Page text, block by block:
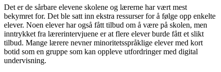
Det er de sårbare elevene skolene og lærerne har vært mest
bekymret for. Det ble satt inn ekstra ressurser for å følge opp enkelte
elever. Noen elever har også fått tilbud om å være på skolen, men
inntrykket fra lærerintervjuene er at flere elever burde fått et slikt
tilbud. Mange lærere nevner minoritetsspråklige elever med kort
botid som en gruppe som kan oppleve utfordringer med digital
undervisning.